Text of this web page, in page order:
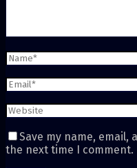
Save my name,
the next time I comment.